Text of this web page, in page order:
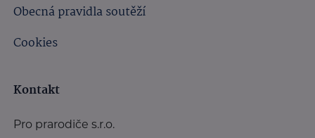
Obecná pravidla soutěží
Cookies
Kontakt
Pro prarodiče s.r.o.